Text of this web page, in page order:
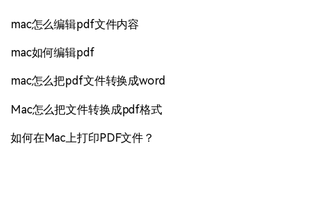
mac怎么编辑pdf文件内容
mac如何编辑pdf
mac怎么把pdf文件转换成word
Mac怎么把文件转换成pdf格式
如何在Mac上打印PDF文件？